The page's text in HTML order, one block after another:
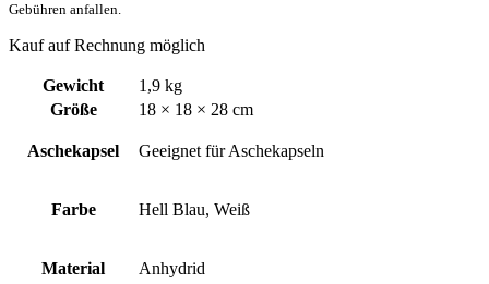
Gebühren anfallen.
Kauf auf Rechnung möglich
Gewicht
1,9 kg
Größe
18 × 18 × 28 cm
Aschekapsel Geeignet für Aschekapseln
Farbe Hell Blau, Weiß
Material Anhydrid